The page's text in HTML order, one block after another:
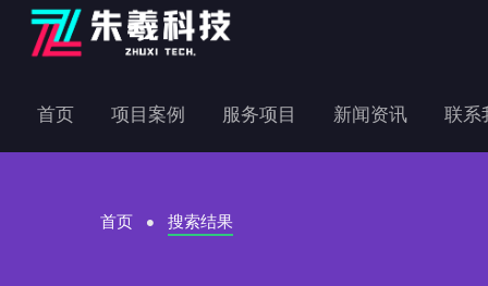
首页 项目案例 服务项目 新闻资讯 联系
首页 搜索结果